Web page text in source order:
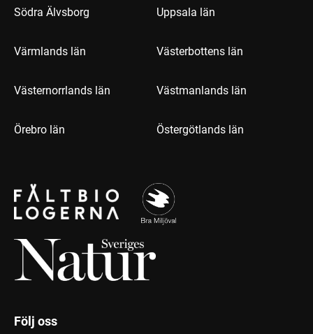
Södra Älvsborg Uppsala län
Värmlands län Västerbottens län
Västernorrlands län Västmanlands län
Örebro län Östergötlands län
Följ oss